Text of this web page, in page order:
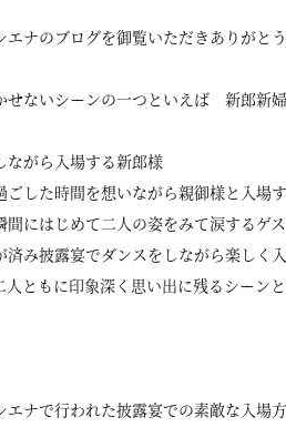
エナのブログを御覧いただきありがとう
せないシーンの一つといえば 新郎新
ながら入場する新郎様
ごした時間を想いながら親御様と入場
間にはじめて二人の姿をみて涙するゲ
み披露宴でダンスをしながら楽しく
人ともに印象深く思い出に残るシーンと
エナで行われた披露宴での素敵な入場